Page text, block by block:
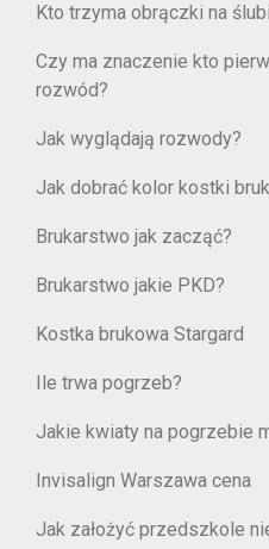
Kto trzyma obrączki na
Czy ma znaczenie kto
rozwód?
Jak wyglądają rozwody?
Jak dobrać kolor kostki
Brukarstwo jak zacząć?
Brukarstwo jakie PKD?
Kostka brukowa Stargard
Ile trwa pogrzeb?
Jakie kwiaty na pogrzebie
Invisalign Warszawa cena
Jak założyć przedszkole